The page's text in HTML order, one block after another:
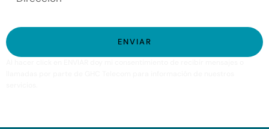
ENVIAR